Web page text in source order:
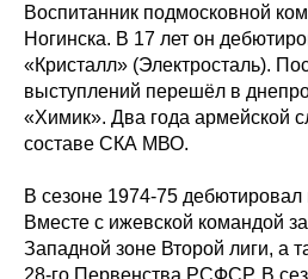
Воспитанник подмосковной
Ногинска. В 17 лет он
«Кристалл» (Электросталь).
выступлений перешёл в
«Химик». Два года армейской
составе СКА МВО.
В сезоне 1974-75
Вместе с ижевской командой
Западной зоне Второй лиги, а
28-го Первенства РСФСР. В